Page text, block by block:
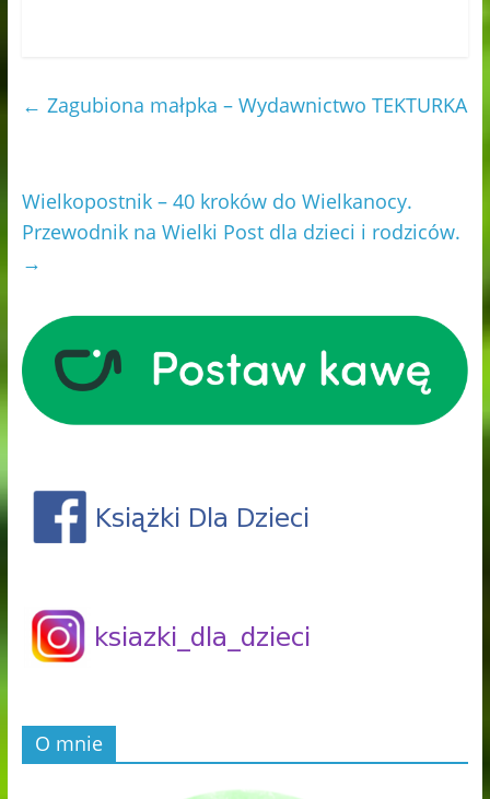
← Zagubiona małpka – Wydawnictwo TEKTURKA
Wielkopostnik – 40 kroków do Wielkanocy.
Przewodnik na Wielki Post dla dzieci i rodziców.
→
O mnie